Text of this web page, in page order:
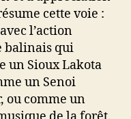
cette voie :
l’action
balinais qui
un Sioux Lakota
un Senoi
ou comme un